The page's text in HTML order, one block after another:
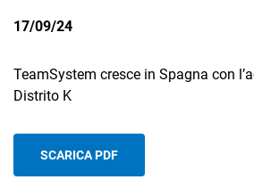
17/09/24
TeamSystem cresce in Spagna con
Distrito K
SCARICA PDF